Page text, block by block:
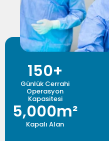
Günlük Cerrahi
Operasyon
Kapasitesi
150+
Kapalı Alan
5,000m²